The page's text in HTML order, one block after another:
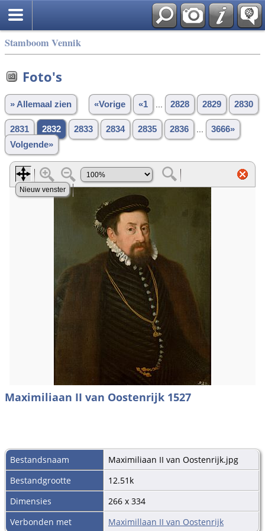
Stamboom Vennik
Foto's
» Allemaal zien «Vorige «1 2828 2829 2830
2831 2832 2833 2834 2835 2836
3666»
Volgende»
Maximiliaan II van Oostenrijk 1527
Bestandsnaam
Maximiliaan II van Oostenrijk.jpg
Bestandgrootte
12.51k
Dimensies
266 x 334
Verbonden met
Maximillaan II van Oostenrijk